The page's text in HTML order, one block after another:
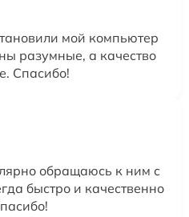
мой компьютер
разумные, а качество
Спасибо!
обращаюсь к ним с
быстро и качественно